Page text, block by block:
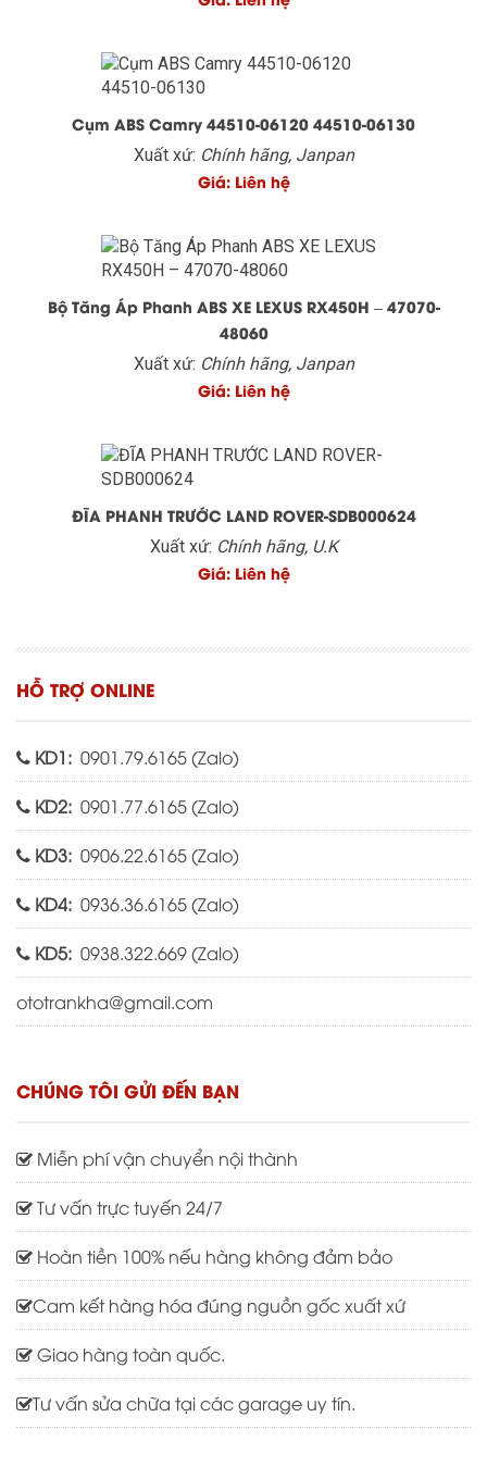
Cụm ABS Camry 44510-06120 44510-06130
Xuất xứ: Chính hãng, Janpan
Giá: Liên hệ
Bộ Tăng Áp Phanh ABS XE LEXUS RX450H – 47070-
48060
Xuất xứ: Chính hãng, Janpan
Giá: Liên hệ
ĐĨA PHANH TRƯỚC LAND ROVER-SDB000624
Xuất xứ: Chính hãng, U.K
Giá: Liên hệ
HỖ TRỢ ONLINE
KD1: 0901.79.6165 (Zalo)
KD2: 0901.77.6165 (Zalo)
KD3: 0906.22.6165 (Zalo)
KD4: 0936.36.6165 (Zalo)
KD5: 0938.322.669 (Zalo)
ototrankha@gmail.com
CHÚNG TÔI GỬI ĐẾN BẠN
Miễn phí vận chuyển nội thành
Tư vấn trực tuyến 24/7
Hoàn tiền 100% nếu hàng không đảm bảo
Cam kết hàng hóa đúng nguồn gốc xuất xứ
Giao hàng toàn quốc.
Tư vấn sửa chữa tại các garage uy tín.